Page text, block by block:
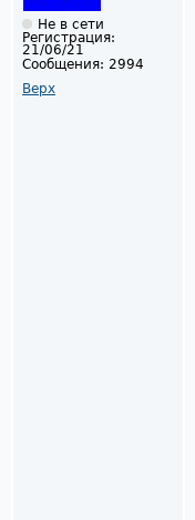
Не в сети
Регистрация:
21/06/21
Сообщения: 2994
Верх